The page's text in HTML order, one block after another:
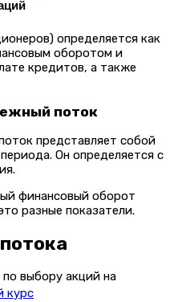
определяется как
оборотом и
кредитов, а также
поток
представляет собой
Он определяется с
финансовый оборот
разные показатели.
выбору акций на
курс